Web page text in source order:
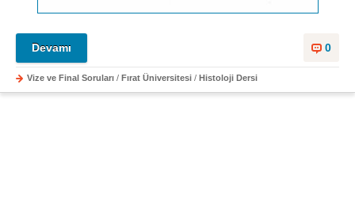
0
Devamı
Vize ve Final Soruları / Fırat Üniversitesi / Histoloji Dersi